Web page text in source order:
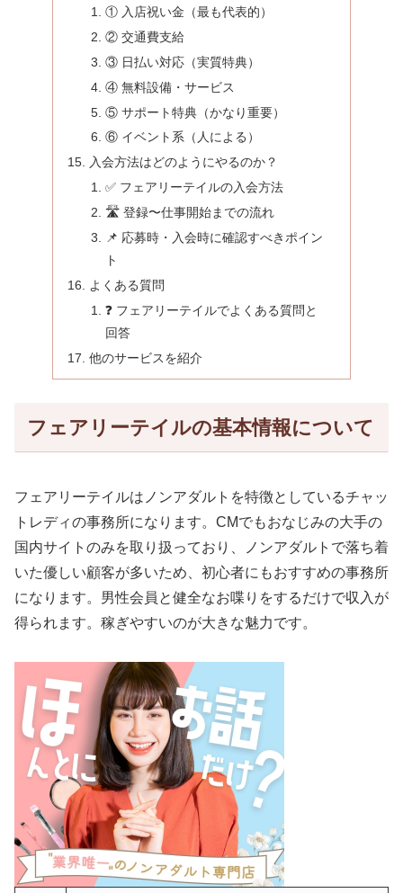
① 入店祝い金（最も代表的）
② 交通費支給
③ 日払い対応（実質特典）
④ 無料設備・サービス
⑤ サポート特典（かなり重要）
⑥ イベント系（人による）
入会方法はどのようにやるのか？
✅ フェアリーテイルの入会方法
🛣️ 登録〜仕事開始までの流れ
📌 応募時・入会時に確認すべきポイン
ト
よくある質問
❓ フェアリーテイルでよくある質問と
回答
他のサービスを紹介
フェアリーテイルの基本情報について
フェアリーテイルはノンアダルトを特徴としているチャッ
トレディの事務所になります。CMでもおなじみの大手の
国内サイトのみを取り扱っており、ノンアダルトで落ち着
いた優しい顧客が多いため、初心者にもおすすめの事務所
になります。男性会員と健全なお喋りをするだけで収入が
得られます。稼ぎやすいのが大きな魅力です。